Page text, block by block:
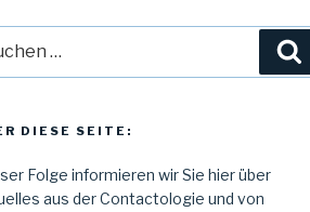
DIESE SEITE:
Folge informieren wir Sie hier über
aus der Contactologie und von